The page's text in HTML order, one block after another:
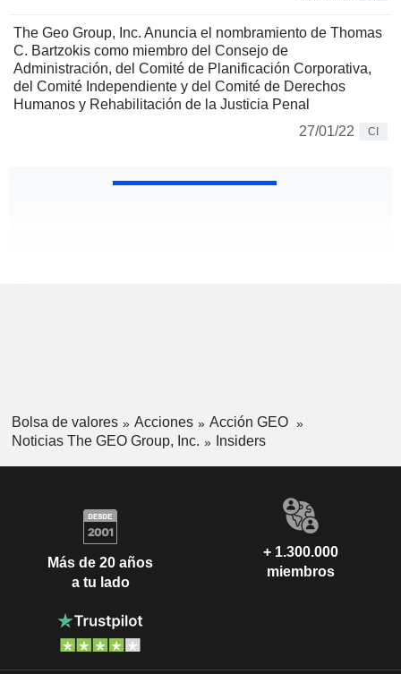
The Geo Group, Inc. Anuncia el nombramiento de Thomas
C. Bartzokis como miembro del Consejo de
Administración, del Comité de Planificación Corporativa,
del Comité Independiente y del Comité de Derechos
Humanos y Rehabilitación de la Justicia Penal
27/01/22
CI
Bolsa de valores Acciones
Acción GEO
Noticias The GEO Group, Inc.
Insiders
Más de 20 años
a tu lado
+ 1.300.000
miembros